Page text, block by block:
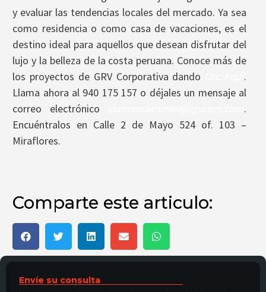
y evaluar las tendencias locales del mercado. Ya sea
como residencia o como casa de vacaciones, es el
destino ideal para aquellos que desean disfrutar del
lujo y la belleza de la costa peruana. Conoce más de
los proyectos de GRV Corporativa dando
.
Llama ahora al 940 175 157 o déjales un mensaje al
correo electrónico
.
Encuéntralos en Calle 2 de Mayo 524 of. 103 –
Miraflores.
Comparte este articulo:
Envíe su consulta